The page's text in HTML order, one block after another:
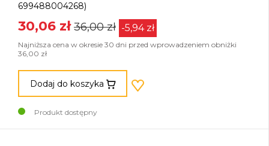
699488004268)
30,06 zł 36,00 zł -5,94 zł
Najniższa cena w okresie 30 dni przed wprowadzeniem obniżki
36,00 zł
Dodaj do koszyka
Produkt dostępny